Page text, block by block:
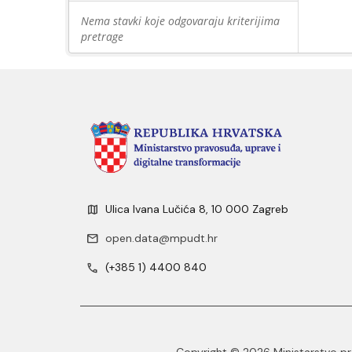
Nema stavki koje odgovaraju kriterijima
pretrage